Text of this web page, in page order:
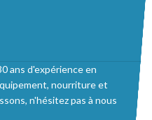
ans d'expérience en
nourriture et
n'hésitez pas à nous